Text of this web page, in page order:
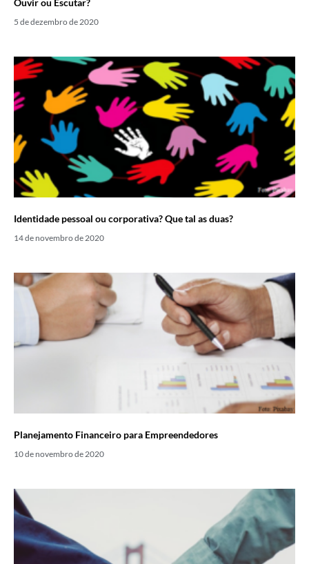
Ouvir ou Escutar?
5 de dezembro de 2020
Identidade pessoal ou corporativa? Que tal as duas?
14 de novembro de 2020
Planejamento Financeiro para Empreendedores
10 de novembro de 2020